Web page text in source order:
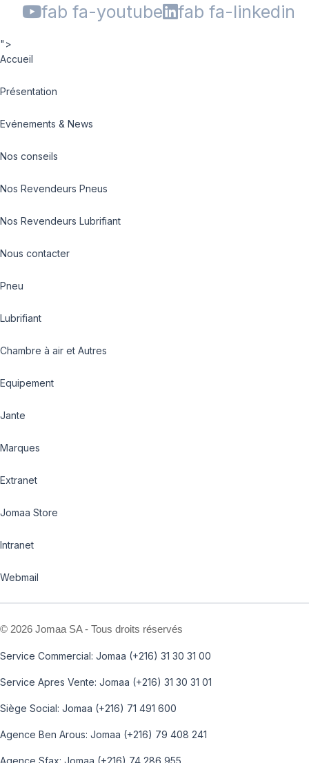
fab fa-youtube
fab fa-linkedin
">
Accueil
Présentation
Evénements & News
Nos conseils
Nos Revendeurs Pneus
Nos Revendeurs Lubrifiant
Nous contacter
Pneu
Lubrifiant
Chambre à air et Autres
Equipement
Jante
Marques
Extranet
Jomaa Store
Intranet
Webmail
© 2026 Jomaa SA - Tous droits réservés
Service Commercial: Jomaa (+216) 31 30 31 00
Service Apres Vente: Jomaa (+216) 31 30 31 01
Siège Social: Jomaa (+216) 71 491 600
Agence Ben Arous: Jomaa (+216) 79 408 241
Agence Sfax: Jomaa (+216) 74 286 955